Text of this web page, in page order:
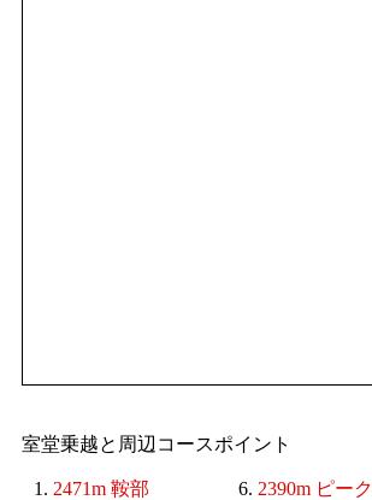
室堂乗越と周辺コースポイント
1. 2471m 鞍部
6. 2390m ピーク